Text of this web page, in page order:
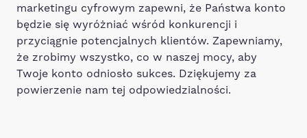
marketingu cyfrowym zapewni, że Państwa konto
będzie się wyróżniać wśród konkurencji i
przyciągnie potencjalnych klientów. Zapewniamy,
że zrobimy wszystko, co w naszej mocy, aby
Twoje konto odniosło sukces. Dziękujemy za
powierzenie nam tej odpowiedzialności.